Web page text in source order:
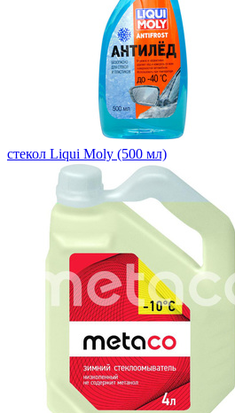
стекол Liqui Moly (500 мл)